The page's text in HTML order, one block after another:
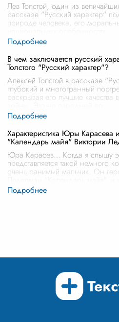
Лев Толстой, один из
рассказе "Русский характер"
природе человека, его
В чем заключается русский
Толстого "Русский характер"?
Алексей Толстой в рассказе
глубокий и многогранный
раскрывая его лучшие качества
Характеристика Юры Карасева
"Календарь майя" Виктории
Юра Карасев… Когда я слышу
представляется такой немного
очень ранимый мальчик. Он